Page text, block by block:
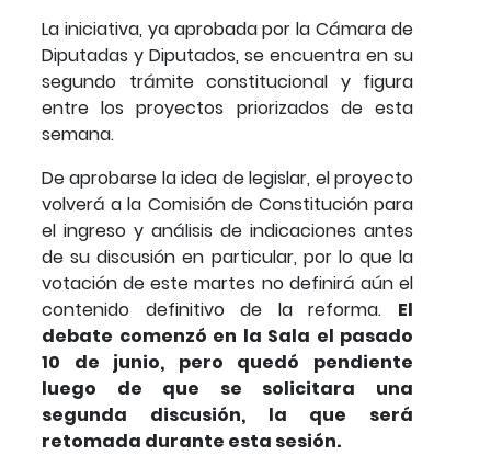
La iniciativa, ya aprobada por la Cámara de
Diputadas y Diputados, se encuentra en su
segundo trámite constitucional y figura
entre los proyectos priorizados de esta
semana.
De aprobarse la idea de legislar, el proyecto
volverá a la Comisión de Constitución para
el ingreso y análisis de indicaciones antes
de su discusión en particular, por lo que la
votación de este martes no definirá aún el
contenido definitivo de la reforma. El
debate comenzó en la Sala el pasado
10 de junio, pero quedó pendiente
luego de que se solicitara una
segunda discusión, la que será
retomada durante esta sesión.